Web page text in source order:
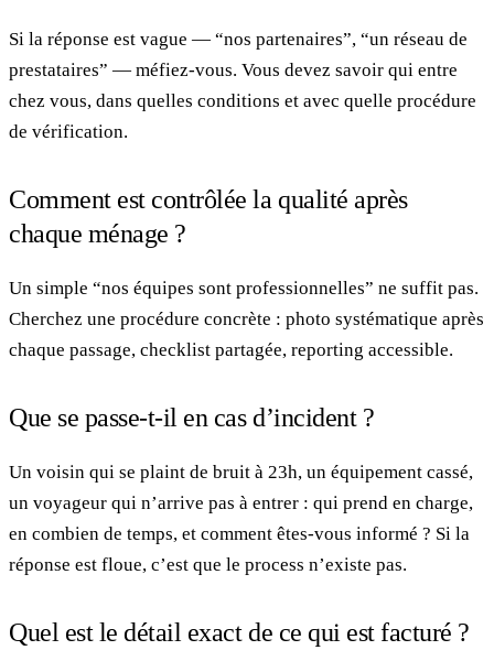
Si la réponse est vague — “nos partenaires”, “un réseau de
prestataires” — méfiez-vous. Vous devez savoir qui entre
chez vous, dans quelles conditions et avec quelle procédure
de vérification.
Comment est contrôlée la qualité après
chaque ménage ?
Un simple “nos équipes sont professionnelles” ne suffit pas.
Cherchez une procédure concrète : photo systématique après
chaque passage, checklist partagée, reporting accessible.
Que se passe-t-il en cas d’incident ?
Un voisin qui se plaint de bruit à 23h, un équipement cassé,
un voyageur qui n’arrive pas à entrer : qui prend en charge,
en combien de temps, et comment êtes-vous informé ? Si la
réponse est floue, c’est que le process n’existe pas.
Quel est le détail exact de ce qui est facturé ?